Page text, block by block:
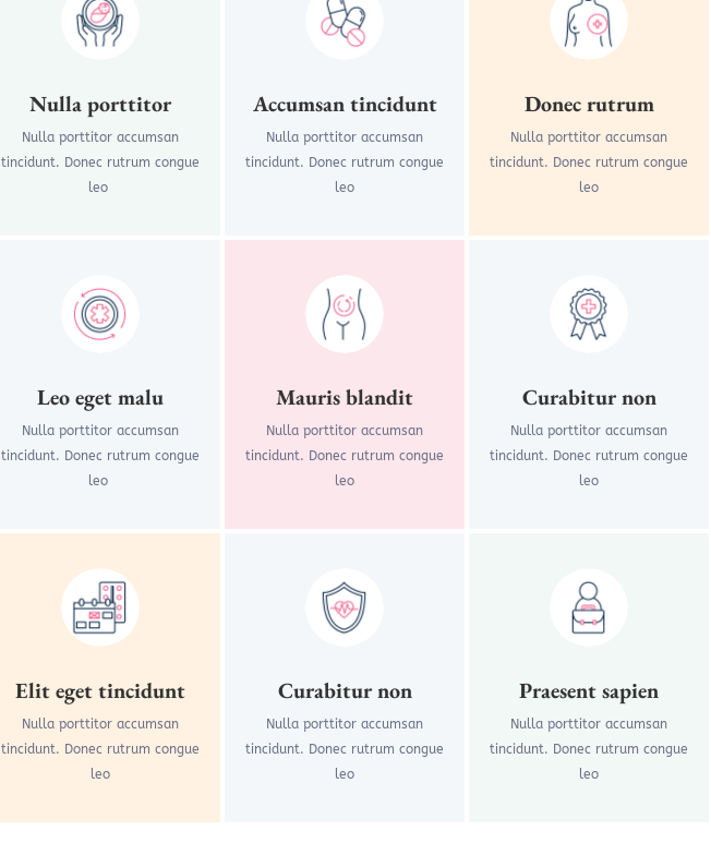
Nulla porttitor
Nulla porttitor accumsan
tincidunt. Donec rutrum congue
leo
Leo eget malu
Nulla porttitor accumsan
tincidunt. Donec rutrum congue
leo
Elit eget tincidunt
Nulla porttitor accumsan
tincidunt. Donec rutrum congue
leo
Accumsan tincidunt
Nulla porttitor accumsan
tincidunt. Donec rutrum congue
leo
Mauris blandit
Nulla porttitor accumsan
tincidunt. Donec rutrum congue
leo
Curabitur non
Nulla porttitor accumsan
tincidunt. Donec rutrum congue
leo
Donec rutrum
Nulla porttitor accumsan
tincidunt. Donec rutrum congue
leo
Curabitur non
Nulla porttitor accumsan
tincidunt. Donec rutrum congue
leo
Praesent sapien
Nulla porttitor accumsan
tincidunt. Donec rutrum congue
leo